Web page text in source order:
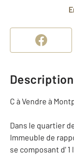
Description
C à Vendre à
Dans le quartier
Immeuble de
se composant d' 1